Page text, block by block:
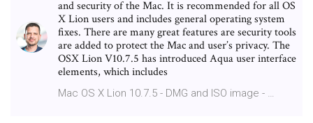
and security of the Mac. It is recommended for all OS
X Lion users and includes general operating system
fixes. There are many great features are security tools
are added to protect the Mac and user’s privacy. The
OSX Lion V10.7.5 has introduced Aqua user interface
elements, which includes
Mac OS X Lion 10.7.5 - DMG and ISO image - …